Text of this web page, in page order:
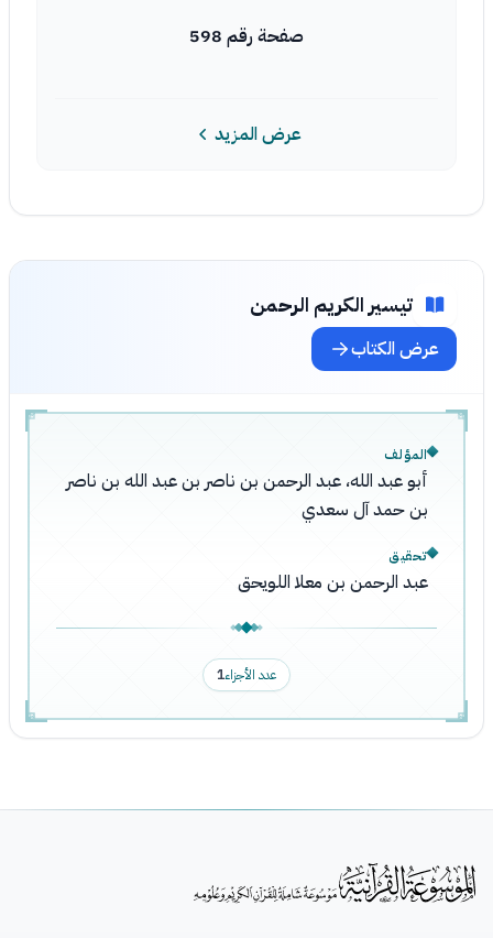
صفحة رقم 598
عرض المزيد
تيسير الكريم الرحمن
عرض الكتاب
المؤلف
أبو عبد الله، عبد الرحمن بن ناصر بن عبد الله بن ناصر
بن حمد آل سعدي
تحقيق
عبد الرحمن بن معلا اللويحق
عدد الأجزاء1